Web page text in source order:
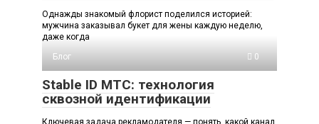
Однажды знакомый флорист поделился историей:
мужчина заказывал букет для жены каждую неделю,
даже когда
Блог
0
Stable ID МТС: технология
сквозной идентификации
Ключевая задача рекламодателя — понять, какой канал